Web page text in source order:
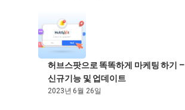
허브스팟으로 똑똑하게 마케팅 하기 –
신규기능 및 업데이트
2023년 6월 26일